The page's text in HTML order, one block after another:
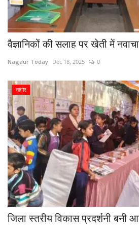
वैज्ञानिकों की सलाह पर खेती में
Nagaur Today Dec 18, 2025 0
नागौर
जिला स्तरीय विकास प्रदर्शनी बनी